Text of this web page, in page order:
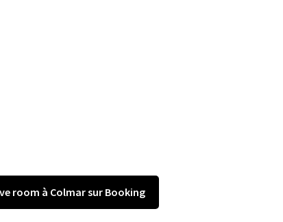
room à Colmar sur Booking